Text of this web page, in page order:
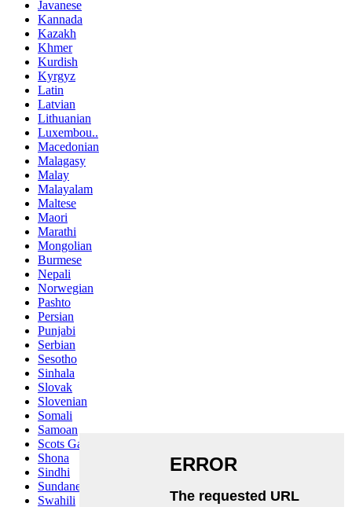
Javanese
Kannada
Kazakh
Khmer
Kurdish
Kyrgyz
Latin
Latvian
Lithuanian
Luxembou..
Macedonian
Malagasy
Malay
Malayalam
Maltese
Maori
Marathi
Mongolian
Burmese
Nepali
Norwegian
Pashto
Persian
Punjabi
Serbian
Sesotho
Sinhala
Slovak
Slovenian
Somali
Samoan
Scots Gaelic
Shona
Sindhi
Sundanese
Swahili